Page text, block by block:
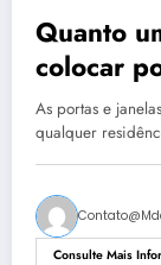
Quanto
colocar
As portas e
qualquer
Consulte Mais